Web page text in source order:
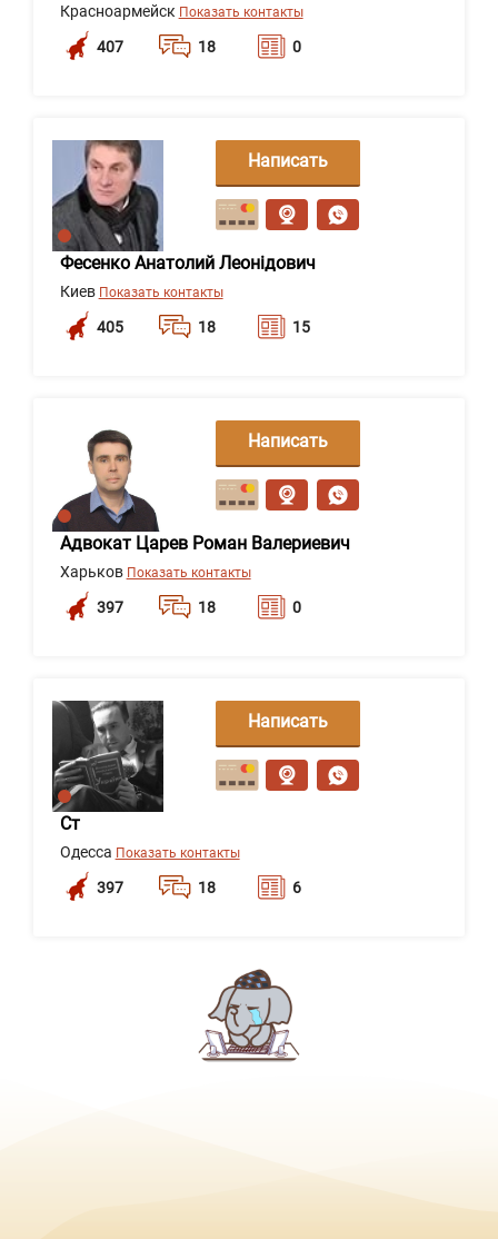
Красноармейск Показать контакты
407 18 0
Фесенко Анатолий Леонідович
Киев Показать контакты
405 18 15
Написать
сообщение
Адвокат Царев Роман Валериевич
Харьков Показать контакты
397 18 0
Написать
сообщение
Ст
Одесса Показать контакты
397 18 6
Написать
сообщение
Написать
сообщение